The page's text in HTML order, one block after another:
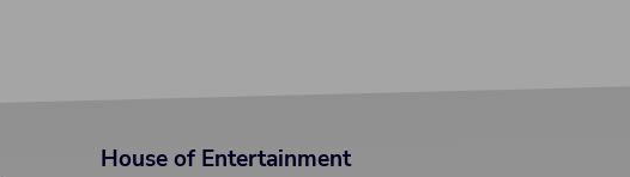
House of Entertainment